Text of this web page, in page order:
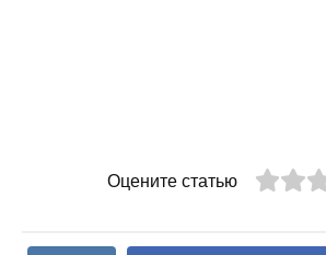
Оцените статью